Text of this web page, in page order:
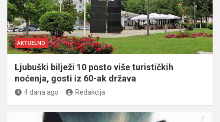
AKTUELNO
Ljubuški bilježi 10 posto više turističkih
noćenja, gosti iz 60-ak država
4 dana ago Redakcija